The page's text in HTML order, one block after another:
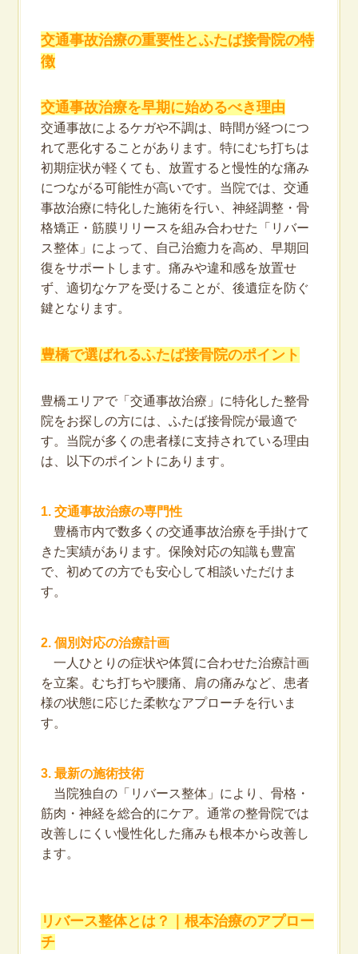
交通事故治療の重要性とふたば接骨院の特
徴
交通事故治療を早期に始めるべき理由
交通事故によるケガや不調は、時間が経つにつ
れて悪化することがあります。特にむち打ちは
初期症状が軽くても、放置すると慢性的な痛み
につながる可能性が高いです。当院では、交通
事故治療に特化した施術を行い、神経調整・骨
格矯正・筋膜リリースを組み合わせた「リバー
ス整体」によって、自己治癒力を高め、早期回
復をサポートします。痛みや違和感を放置せ
ず、適切なケアを受けることが、後遺症を防ぐ
鍵となります。
豊橋で選ばれるふたば接骨院のポイント
豊橋エリアで「交通事故治療」に特化した整骨
院をお探しの方には、ふたば接骨院が最適で
す。当院が多くの患者様に支持されている理由
は、以下のポイントにあります。
1. 交通事故治療の専門性
豊橋市内で数多くの交通事故治療を手掛けて
きた実績があります。保険対応の知識も豊富
で、初めての方でも安心して相談いただけま
す。
2. 個別対応の治療計画
一人ひとりの症状や体質に合わせた治療計画
を立案。むち打ちや腰痛、肩の痛みなど、患者
様の状態に応じた柔軟なアプローチを行いま
す。
3. 最新の施術技術
当院独自の「リバース整体」により、骨格・
筋肉・神経を総合的にケア。通常の整骨院では
改善しにくい慢性化した痛みも根本から改善し
ます。
リバース整体とは？｜根本治療のアプロー
チ